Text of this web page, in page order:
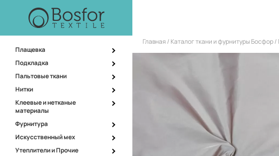
Плащевка
Подкладка
Пальтовые ткани
Нитки
Клеевые и нетканые
материалы
Фурнитура
Искусственный мех
Утеплители и Прочие
Главная Каталог ткани и фурнитуры Босфор